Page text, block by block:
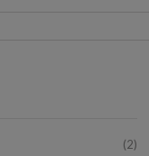
(2)